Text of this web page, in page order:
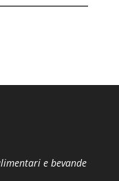
e bevande